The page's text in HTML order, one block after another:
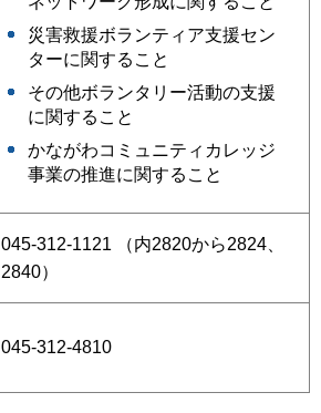
災害救援ボランティア支援セン
ターに関すること
その他ボランタリー活動の支援
に関すること
かながわコミュニティカレッジ
事業の推進に関すること
045-312-1121 （内2820から2824、
2840）
045-312-4810